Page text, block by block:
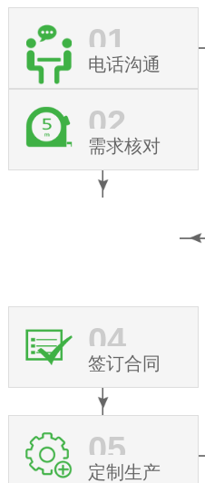
01
电话沟通
02
需求核对
04
签订合同
05
定制生产